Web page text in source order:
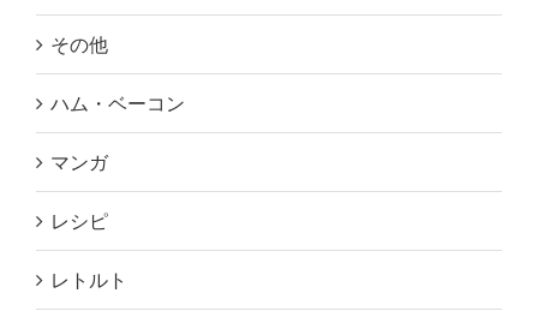
その他
ハム・ベーコン
マンガ
レシピ
レトルト